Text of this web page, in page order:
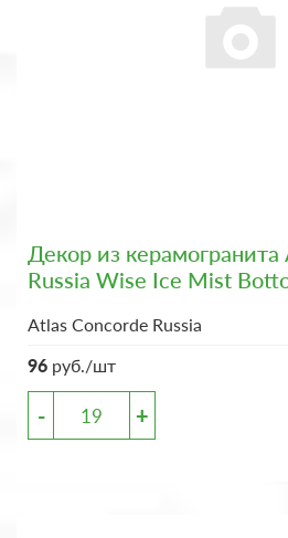
Декор из керамогранита
Russia Wise Ice Mist
Atlas Concorde Russia
96 руб./шт
- +